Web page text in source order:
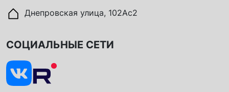
Днепровская улица, 102Ас2
СОЦИАЛЬНЫЕ СЕТИ